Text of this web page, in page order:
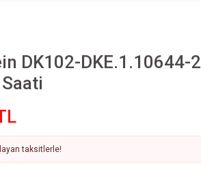
DK102-DKE.1.10644-2
taksitlerle!